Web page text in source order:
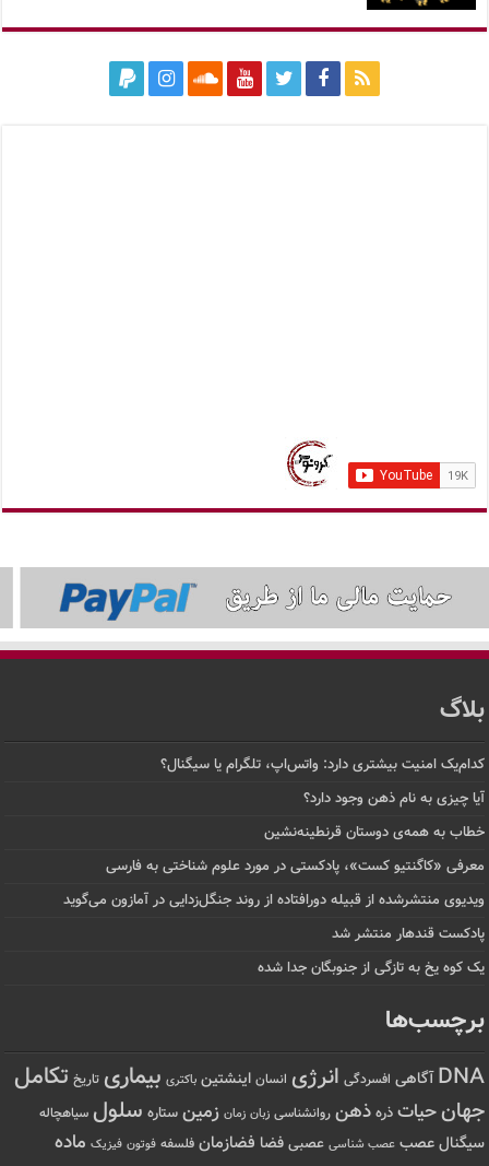
بلاگ
کدام‌یک امنیت بیشتری دارد: واتس‌اپ، تلگرام یا سیگنال؟
آیا چیزی به نام ذهن وجود دارد؟
خطاب به همه‌ی دوستان قرنطینه‌نشین
معرفی «کاگنتیو کست»، پادکستی در مورد علوم شناختی به فارسی
ویدیوی منتشرشده از قبیله دورافتاده‌ از روند جنگل‌زدایی در آمازون می‌گوید
پادکست قندهار منتشر شد
یک کوه یخ به تازگی از جنوبگان جدا شده
برچسب‌ها
DNA آگاهی افسردگی انرژی انسان اینشتین باکتری بیماری تاریخ تکامل
جهانحیات ذره ذهن روانشناسی زبان زمان زمین ستاره سلول سیاهچاله
سیگنال عصب عصب شناسی عصبی فضا فضازمان فلسفه فوتون فیزیک ماده